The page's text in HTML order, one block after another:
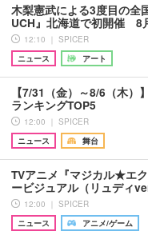
木梨憲武による3度目の全
UCH』北海道で初開催 8
12:10 ｜ SPICER
ニュース
アート
【7/31（金）～8/6（木）
ランキングTOP5
12:00 ｜ SPICER
ニュース
舞台
TVアニメ『マジカル★エ
ービジュアル（リュディ
12:00 ｜ SPICER
ニュース
アニメ/ゲーム